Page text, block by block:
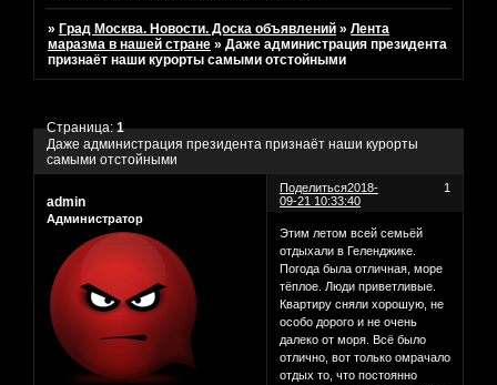
» Град Москва. Новости. Доска объявлений »Лента
маразма в нашей стране »Даже администрация президента
признаёт наши курорты самыми отстойными
Даже администрация президента признаёт наши курорты
самыми отстойными
Страница:1
Поделиться 1
2018-
09-21 10:33:40
admin
Администратор
Этим летом всей семьёй
отдыхали в Геленджике.
Погода была отличная, море
тёплое. Люди приветливые.
Квартиру сняли хорошую, не
особо дорого и не очень
далеко от моря. Всё было
отлично, вот только омрачало
отдых то, что постоянно